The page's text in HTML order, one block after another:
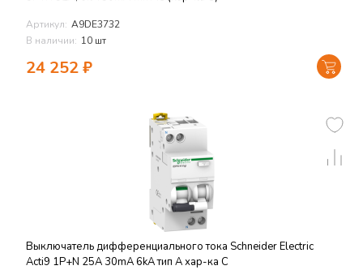
Артикул: A9DE3732
В наличии: 10 шт
24 252₽
Выключатель дифференциального тока Schneider Electric
Acti9 1P+N 25A 30mA 6kA тип A хар-ка C